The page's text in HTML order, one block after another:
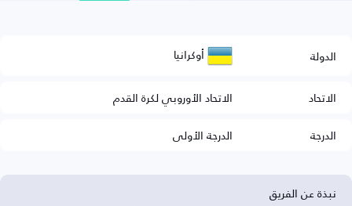
الدولة أوكرانيا
الاتحاد
الاتحاد الأوروبي لكرة القدم
الدرجة
الدرجة الأولى
نبذة عن الفريق